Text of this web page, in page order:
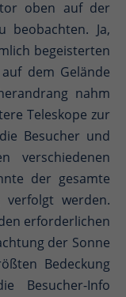
oben auf der
beobachten. Ja,
begeisterten
dem Gelände
nahm
Teleskope zur
Besucher und
verschiedenen
der gesamte
verfolgt werden.
erforderlichen
der Sonne
Bedeckung
Besucher-Info